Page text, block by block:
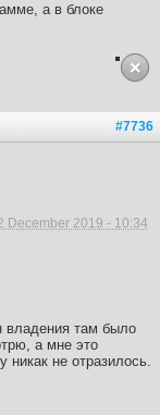
а в блоке
#7736
December 2019 - 10:34
владения там было
а мне это
никак не отразилось.